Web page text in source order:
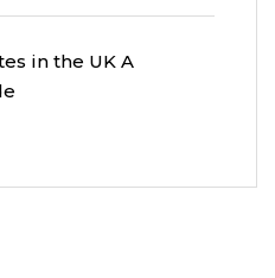
in the UK A